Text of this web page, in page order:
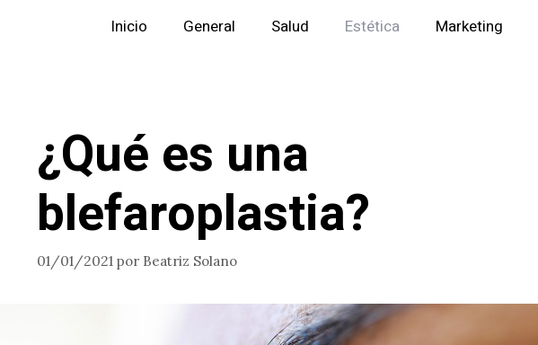
Inicio General Salud Estética Marketing
¿Qué es una
blefaroplastia?
01/01/2021 por Beatriz Solano